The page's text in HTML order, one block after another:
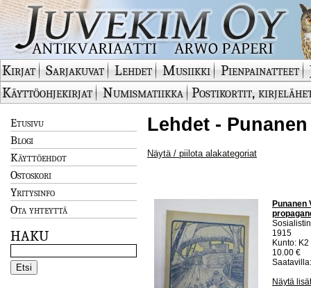
Kirjat Sarjakuvat Lehdet Musiikki Pienpainatteet
Käyttöohjekirjat
Numismatiikka Postikortit,
Etusivu
Blogi
Käyttöehdot
Ostoskori
Yritysinfo
Ota yhteyttä
HAKU
Lehdet -
Näytä / piilota alakategoriat
Punanen
1915
Kunto:
10.00 €
Näytä